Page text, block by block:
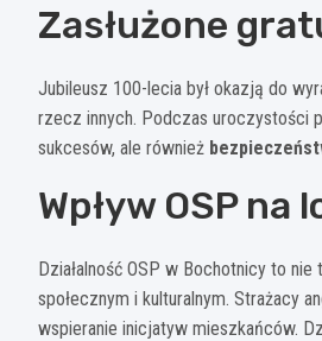
Zasłużone
Jubileusz 100-lecia był okazją do
rzecz innych. Podczas uroczystości
sukcesów, ale również
Wpływ OSP na
Działalność OSP w Bochotnicy to
społecznym i kulturalnym. Strażacy
wspieranie inicjatyw mieszkańców.